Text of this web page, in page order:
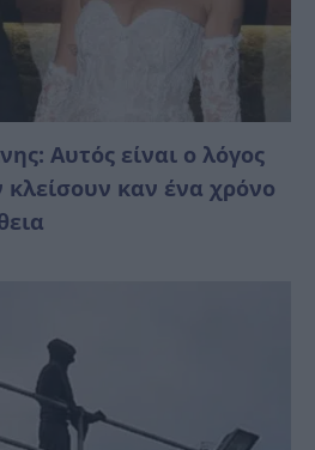
Αυτός είναι ο λόγος
καν ένα χρόνο